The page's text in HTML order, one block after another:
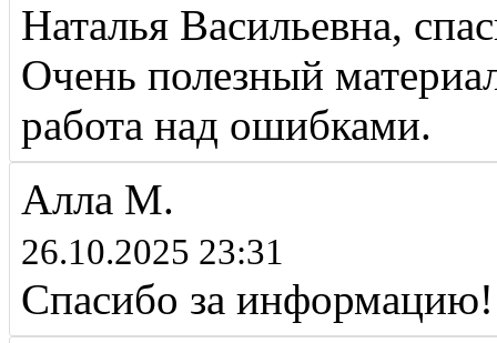
Наталья Васильевна,
Очень полезный
работа над ошибками.
Алла М.
26.10.2025 23:31
Спасибо за информацию!